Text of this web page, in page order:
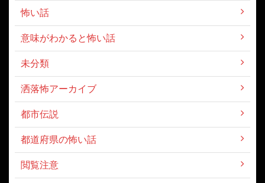
怖い話
意味がわかると怖い話
未分類
洒落怖アーカイブ
都市伝説
都道府県の怖い話
閲覧注意